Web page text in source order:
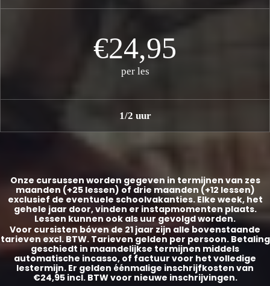
€24,95
per les
1/2 uur
Onze cursussen worden gegeven in termijnen van zes
maanden (+25 lessen) of drie maanden (+12 lessen)
exclusief de eventuele schoolvakanties. Elke week, het
gehele jaar door, vinden er instapmomenten plaats.
Lessen kunnen ook als uur gevolgd worden.
Voor cursisten bóven de 21 jaar zijn alle bovenstaande
tarieven excl. BTW. Tarieven gelden per persoon. Betaling
geschiedt in maandelijkse termijnen middels
automatische incasso, of factuur voor het volledige
lestermijn. Er gelden éénmalige inschrijfkosten van
€24,95 incl. BTW voor nieuwe inschrijvingen.